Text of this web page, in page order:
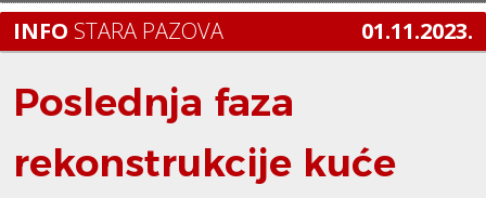
INFO STARA PAZOVA 01.11.2023.
Poslednja faza
rekonstrukcije kuće